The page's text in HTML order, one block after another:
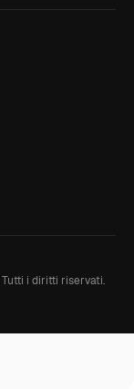
Tutti i diritti riservati.